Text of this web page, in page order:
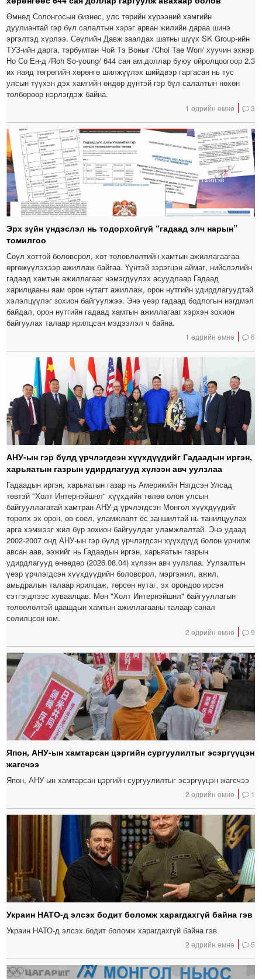
Өмнөд Солонгосын бизнес, улс төрийн хүрээний хамгийн
дуулиантай гэр бүл салалтын хэрэг арван жилийн дараа шинэ
эргэлтэд хүрлээ. Сөүлийн Давж заалдах шатны шүүх SK Group-ийн
ТУЗ-ийн дарга, тэрбумтан Чой Тэ Воныг /Choi Tae Won/ хуучин эхнэр
Но Со Ён-д /Roh So-young/ 644 сая ам.доллар буюу ойролцоогоор 2.3
их наяд төгрөгийн хөрөнгө шилжүүлэх шийдвэр гаргасан нь тус
улсын түүхэн дэх хамгийн өндөр дүнтэй гэр бүл салалтын нөхөн
төлбөрөөр нэрлэгдэж байна.
1 өдрийн өмнө 3
Эрх зүйн үндэслэл нь тодорхойгүй “гадаад элч нарын”
томилгоо
Сөүл хоттой боловсрол, хот төлөвлөлтийн хамтын ажиллагаагаа
өргөжүүлэхээр ажиллаж байгаа. Үүнтэй зэрэгцэн аймаг, нийслэлийн
гадаад хамтын ажиллагааг нэмэгдүүлэх асуудлаар Гадаад
харилцааны яам орон нутагт ажиллаж, орон нутгийн удирдлагуудтай
хэлэлцүүлэг зохион байгуулжээ. Энэ үеэр гадаад бодлогын нэгдмэл
байдал, орон нутгийн гадаад хамтын ажиллагааг хэрхэн зохион
байгуулах талаар ярилцсан мэдээлэл ч байна.
1 өдрийн өмнө 6
АНУ-ын гэр бүлд үрчлэгдсэн хүүхдүүдийг Гадаадын иргэн,
харьяатын газрын удирдлагууд хүлээн авч уулзлаа
Гадаадын иргэн, харьяатын газар нь Америкийн Нэгдсэн Улсад
төвтэй "Холт Интернэйшнл" хүүхдийн төлөө олон улсын
байгууллагатай хамтран АНУ-д үрчлэгдсэн Монгол хүүхдүүдийг
төрөлх эх орон, өв соёл, уламжлалт ёс заншилтай нь танилцуулах
арга хэмжээг жил бүр зохион байгуулдаг уламжлалтай. Энэ удаад
2002-2007 онд АНУ-ын гэр бүлд үрчлэгдсэн хүүхдүүд болон үрчилж
авсан аав, ээжийг нь Гадаадын иргэн, харьяатын газрын
удирдлагууд өнөөдөр (2026.08.04) хүлээн авч уулзлаа. Уулзалтын
үеэр үрчлэгдсэн хүүхдүүдийн боловсрол, мэргэжил, ажил,
амьдралын талаар ярилцаж, төрсөн нутаг, эх орондоо ирсэн
сэтгэгдлээс хуваалцав. Мөн "Холт Интернэйшнл" байгууллагын
төлөөлөлтэй цаашдын хамтын ажиллагааны талаар санал
солилцсон юм.
2 өдрийн өмнө 9
Япон, АНУ-ын хамтарсан цэргийн сургуулилтыг эсэргүүцэн
жагсчээ
Япон, АНУ-ын хамтарсан цэргийн сургуулилтыг эсэргүүцэн жагсчээ
2 өдрийн өмнө 1
Украин НАТО-д элсэх бодит боломж харагдахгүй байна гэв
Украин НАТО-д элсэх бодит боломж харагдахгүй байна гэв
2 өдрийн өмнө 5